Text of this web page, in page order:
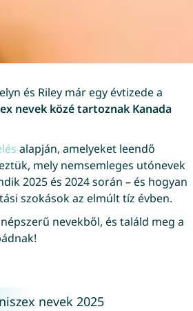
és Riley már egy évtizede a
nevek közé tartoznak Kanada
alapján, amelyeket leendő
mely nemsemleges utónevek
2025 és 2024 során – és hogyan
szokások az elmúlt tíz évben.
nevekből, és találd meg a
nevek 2025